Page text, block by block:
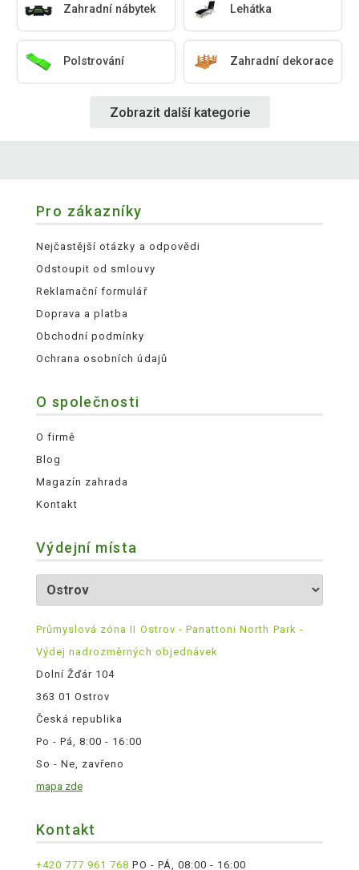
Zahradní nábytek Lehátka
Polstrování Zahradní dekorace
Zobrazit další kategorie
Pro zákazníky
Nejčastější otázky a odpovědi
Odstoupit od smlouvy
Reklamační formulář
Doprava a platba
Obchodní podmínky
Ochrana osobních údajů
O společnosti
O firmě
Blog
Magazín zahrada
Kontakt
Výdejní místa
Průmyslová zóna II Ostrov - Panattoni North Park -
Výdej nadrozměrných objednávek
Dolní Žďár 104
363 01 Ostrov
Česká republika
Po - Pá, 8:00 - 16:00
So - Ne, zavřeno
mapa zde
Kontakt
+420 777 961 768 PO - PÁ, 08:00 - 16:00